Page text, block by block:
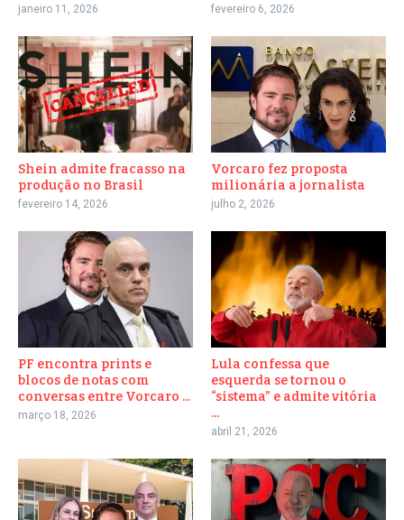
janeiro 11, 2026 fevereiro 6, 2026
Shein admite fracasso na
produção no Brasil
fevereiro 14, 2026
Vorcaro fez proposta
milionária a jornalista
julho 2, 2026
PF encontra prints e
blocos de notas com
conversas entre Vorcaro ...
março 18, 2026
Lula confessa que
esquerda se tornou o
“sistema” e admite vitória
...
abril 21, 2026